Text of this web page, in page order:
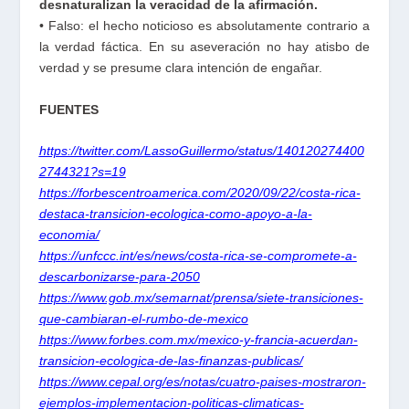
desnaturalizan la veracidad de la afirmación.
• Falso: el hecho noticioso es absolutamente contrario a
la verdad fáctica. En su aseveración no hay atisbo de
verdad y se presume clara intención de engañar.
FUENTES
https://twitter.com/LassoGuillermo/status/140120274400
2744321?s=19
https://forbescentroamerica.com/2020/09/22/costa-rica-
destaca-transicion-ecologica-como-apoyo-a-la-
economia/
https://unfccc.int/es/news/costa-rica-se-compromete-a-
descarbonizarse-para-2050
https://www.gob.mx/semarnat/prensa/siete-transiciones-
que-cambiaran-el-rumbo-de-mexico
https://www.forbes.com.mx/mexico-y-francia-acuerdan-
transicion-ecologica-de-las-finanzas-publicas/
https://www.cepal.org/es/notas/cuatro-paises-mostraron-
ejemplos-implementacion-politicas-climaticas-